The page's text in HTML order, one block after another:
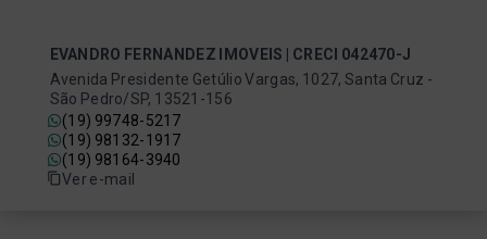
EVANDRO FERNANDEZ IMOVEIS | CRECI 042470-J
Avenida Presidente Getúlio Vargas, 1027, Santa Cruz -
São Pedro/SP, 13521-156
(19) 99748-5217
(19) 98132-1917
(19) 98164-3940
Ver e-mail